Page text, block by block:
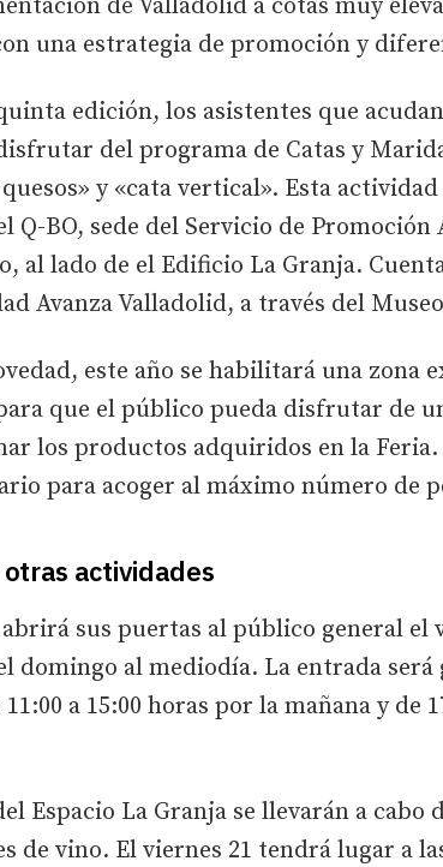
de Valladolid a cotas muy
una estrategia de promoción y
edición, los asistentes que
del programa de Catas y
y «cata vertical». Esta
Q-BO, sede del Servicio de
al lado de el Edificio La Granja.
Avanza Valladolid, a través del
este año se habilitará una zona
que el público pueda disfrutar de
los productos adquiridos en la
para acoger al máximo número de
otras actividades
sus puertas al público general el
domingo al mediodía. La entrada
a 15:00 horas por la mañana y de
Espacio La Granja se llevarán a cabo
de vino. El viernes 21 tendrá lugar a